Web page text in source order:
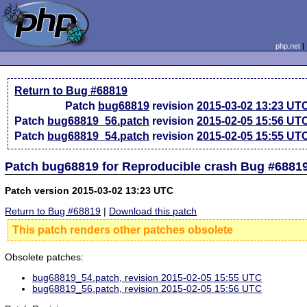
php.net
Return to Bug #68819
Patch bug68819 revision2015-03-02 13:23
Patch bug68819_56.patch revision2015-02-05 15:56
Patch bug68819_54.patch revision2015-02-05 15:55
Patch bug68819 for Reproducible crash Bug
Patch version 2015-03-02 13:23 UTC
Return to Bug #68819 | Download this patch
This patch renders other patches obsolete
Obsolete patches:
bug68819_54.patch, revision 2015-02-05 15:55 UTC
bug68819_56.patch, revision 2015-02-05 15:56 UTC